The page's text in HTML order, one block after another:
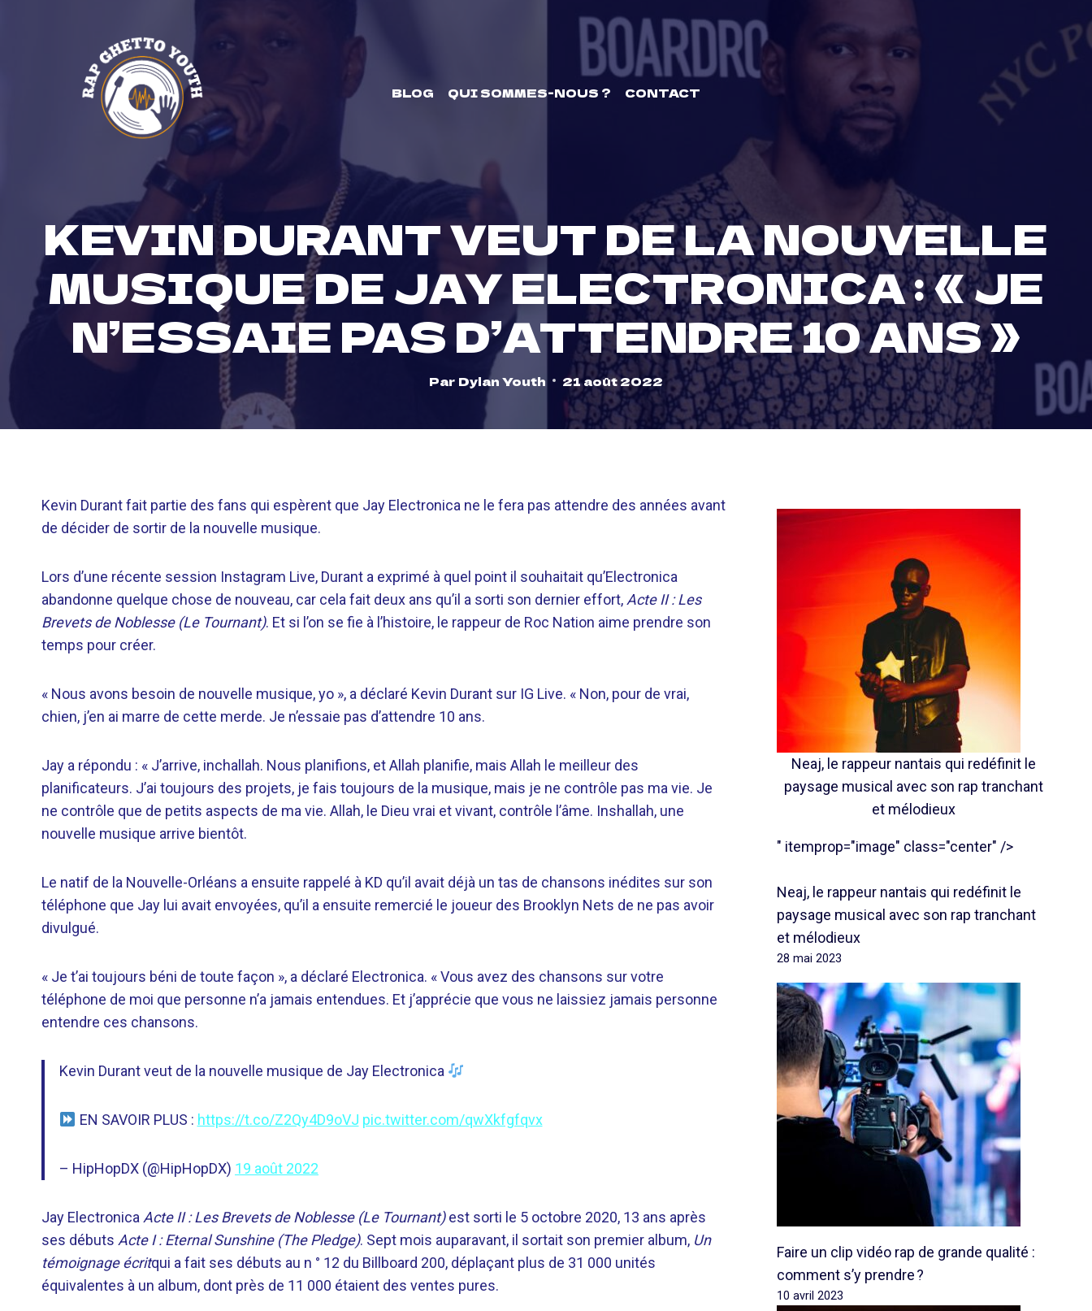
BLOG QUI SOMMES-NOUS ? CONTACT
KEVIN DURANT VEUT DE LA NOUVELLE
MUSIQUE DE JAY ELECTRONICA : « JE
N’ESSAIE PAS D’ATTENDRE 10 ANS »
Par Dylan Youth 21 août 2022
Kevin Durant fait partie des fans qui espèrent que Jay Electronica ne le fera pas attendre des années avant
de décider de sortir de la nouvelle musique.
Lors d’une récente session Instagram Live, Durant a exprimé à quel point il souhaitait qu’Electronica
abandonne quelque chose de nouveau, car cela fait deux ans qu’il a sorti son dernier effort, Acte II : Les
Brevets de Noblesse (Le Tournant). Et si l’on se fie à l’histoire, le rappeur de Roc Nation aime prendre son
temps pour créer.
« Nous avons besoin de nouvelle musique, yo », a déclaré Kevin Durant sur IG Live. « Non, pour de vrai,
chien, j’en ai marre de cette merde. Je n’essaie pas d’attendre 10 ans.
Jay a répondu : « J’arrive, inchallah. Nous planifions, et Allah planifie, mais Allah le meilleur des
planificateurs. J’ai toujours des projets, je fais toujours de la musique, mais je ne contrôle pas ma vie. Je
ne contrôle que de petits aspects de ma vie. Allah, le Dieu vrai et vivant, contrôle l’âme. Inshallah, une
nouvelle musique arrive bientôt.
Le natif de la Nouvelle-Orléans a ensuite rappelé à KD qu’il avait déjà un tas de chansons inédites sur son
téléphone que Jay lui avait envoyées, qu’il a ensuite remercié le joueur des Brooklyn Nets de ne pas avoir
divulgué.
« Je t’ai toujours béni de toute façon », a déclaré Electronica. « Vous avez des chansons sur votre
téléphone de moi que personne n’a jamais entendues. Et j’apprécie que vous ne laissiez jamais personne
entendre ces chansons.
Kevin Durant veut de la nouvelle musique de Jay Electronica
EN SAVOIR PLUS : https://t.co/Z2Qy4D9oVJ pic.twitter.com/qwXkfgfqvx
– HipHopDX (@HipHopDX) 19 août 2022
Jay Electronica Acte II : Les Brevets de Noblesse (Le Tournant)est sorti le 5 octobre 2020, 13 ans après
ses débuts Acte I : Eternal Sunshine (The Pledge). Sept mois auparavant, il sortait son premier album, Un
témoignage écritqui a fait ses débuts au n ° 12 du Billboard 200, déplaçant plus de 31 000 unités
équivalentes à un album, dont près de 11 000 étaient des ventes pures.
Neaj, le rappeur nantais qui redéfinit le
paysage musical avec son rap tranchant
et mélodieux
" itemprop="image" class="center" />
Neaj, le rappeur nantais qui redéfinit le
paysage musical avec son rap tranchant
et mélodieux
28 mai 2023
Faire un clip vidéo rap de grande qualité :
comment s’y prendre ?
10 avril 2023